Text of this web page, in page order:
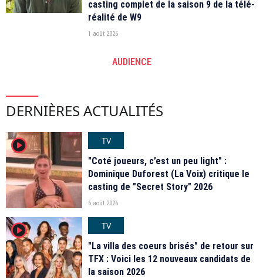
casting complet de la saison 9 de la télé-
réalité de W9
1 août 2026
AUDIENCE
DERNIÈRES ACTUALITÉS
player2
TV
"Coté joueurs, c’est un peu light" :
Dominique Duforest (La Voix) critique le
casting de "Secret Story" 2026
6 août 2026
player2
TV
"La villa des coeurs brisés" de retour sur
TFX : Voici les 12 nouveaux candidats de
la saison 2026